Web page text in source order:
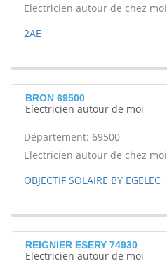
Electricien autour de chez moi
2AE
BRON 69500
Electricien autour de moi
Département: 69500
Electricien autour de chez moi
OBJECTIF SOLAIRE BY EGELEC
REIGNIER ESERY 74930
Electricien autour de moi